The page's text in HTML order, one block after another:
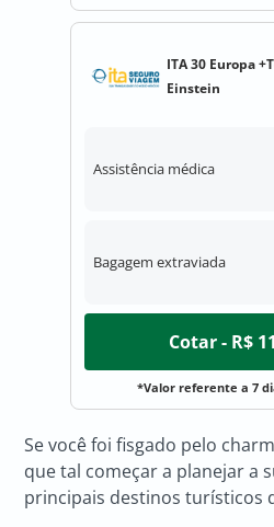
ITA 30 Europa
Einstein
Assistência médica
Bagagem extraviada
Cotar - R$
*Valor referente a 7
Se você foi fisgado pelo
que tal começar a planejar a
principais destinos turísticos